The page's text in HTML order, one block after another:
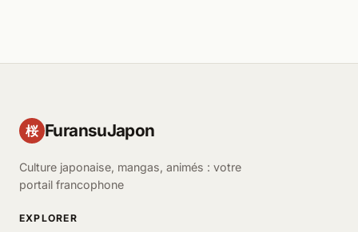
桜 FuransuJapon
Culture japonaise, mangas, animés : votre
portail francophone
EXPLORER